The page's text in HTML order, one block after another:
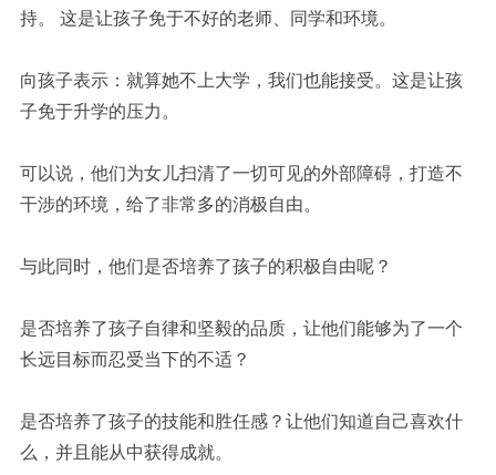
持。 这是让孩子免于不好的老师、同学和环境。
向孩子表示：就算她不上大学，我们也能接受。这是让孩
子免于升学的压力。
可以说，他们为女儿扫清了一切可见的外部障碍，打造不
干涉的环境，给了非常多的消极自由。
与此同时，他们是否培养了孩子的积极自由呢？
是否培养了孩子自律和坚毅的品质，让他们能够为了一个
长远目标而忍受当下的不适？
是否培养了孩子的技能和胜任感？让他们知道自己喜欢什
么，并且能从中获得成就。